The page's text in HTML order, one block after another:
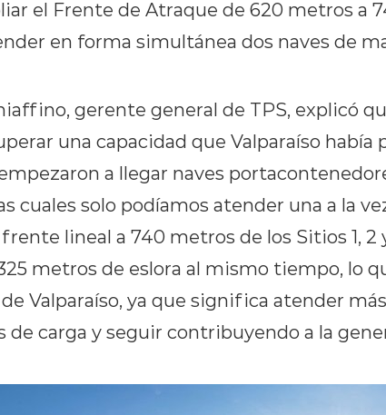
el Frente de Atraque de 620 metros a
en forma simultánea dos naves de
gerente general de TPS, explicó
una capacidad que Valparaíso había
a llegar naves
cuales solo podíamos atender una a la
lineal a 740 metros de los Sitios 1,
metros de eslora al mismo tiempo, lo
Valparaíso, ya que significa atender
de carga y seguir contribuyendo a la